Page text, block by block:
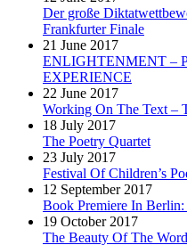
Der große
Frankfurter Finale
21 June 2017
ENLIGHTENMENT –
EXPERIENCE
22 June 2017
Working On The Text –
18 July 2017
The Poetry Quartet
23 July 2017
Festival Of Children’s
12 September 2017
Book Premiere In
19 October 2017
The Beauty Of The